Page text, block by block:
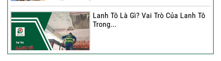
Lanh Tô Là Gì? Vai Trò Của Lanh Tô
Trong...